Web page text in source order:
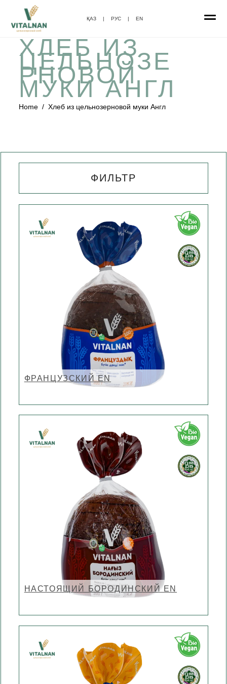
ҚАЗ | РУС | EN
ХЛЕБ ИЗ
ЦЕЛЬНОЗЕ
РНОВОЙ
МУКИ АНГЛ
Home/ Хлеб из цельнозерновой муки Англ
ФИЛЬТР
ФРАНЦУЗСКИЙ EN
НАСТОЯЩИЙ БОРОДИНСКИЙ EN